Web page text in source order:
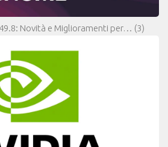
49.8: Novità e Miglioramenti per… (3)